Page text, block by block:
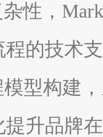
性，
的技术
型构建
升品牌